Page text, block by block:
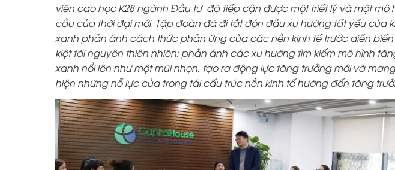
viên cao học K28 ngành Đầu tư đã tiếp cận được một triết lý và một
cầu của thời đại mới. Tập đoàn đã đi tắt đón đầu xu hướng tất yếu của
xanh phản ánh cách thức phản ứng của các nền kinh tế trước diễn
kiệt tài nguyên thiên nhiên; phản ánh các xu hướng tìm kiếm mô hình
xanh nổi lên như một mũi nhọn, tạo ra động lực tăng trưởng mới và
hiện những nỗ lực của trong tái cấu trúc nền kinh tế hướng đến tăng